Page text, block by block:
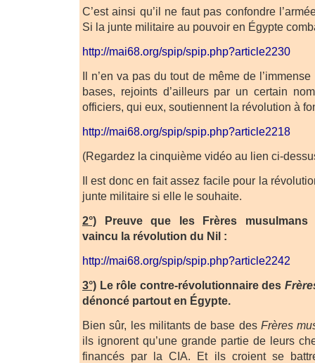
C’est ainsi qu’il ne faut pas confondre
Si la junte militaire au pouvoir en Égypte
http://mai68.org/spip/spip.php?article2230
Il n’en va pas du tout de même de
bases, rejoints d’ailleurs par un certain
officiers, qui eux, soutiennent la révolution à
http://mai68.org/spip/spip.php?article2218
(Regardez la cinquième vidéo au lien ci-
Il est donc en fait assez facile pour la
junte militaire si elle le souhaite.
2°) Preuve que les Frères musulmans
vaincu la révolution du Nil :
http://mai68.org/spip/spip.php?article2242
3°) Le rôle contre-révolutionnaire des
dénoncé partout en Égypte.
Bien sûr, les militants de base desFrères
ils ignorent qu’une grande partie de leurs
financés par la CIA. Et ils croient se